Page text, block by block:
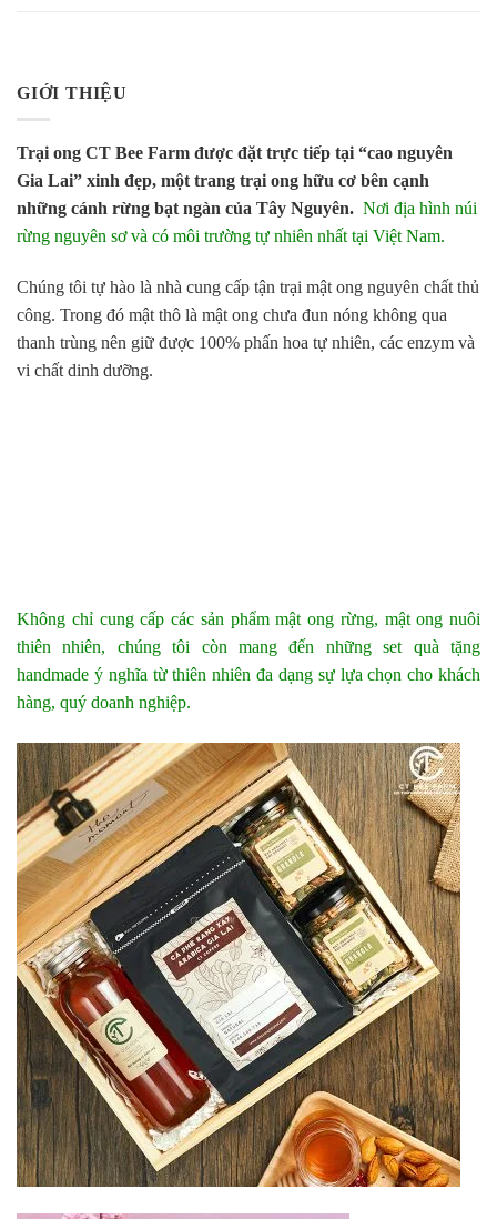
GIỚI THIỆU
Trại ong CT Bee Farm được đặt trực tiếp tại “cao nguyên
Gia Lai” xinh đẹp, một trang trại ong hữu cơ bên cạnh
những cánh rừng bạt ngàn của Tây Nguyên. Nơi địa hình núi
rừng nguyên sơ và có môi trường tự nhiên nhất tại Việt Nam.
Chúng tôi tự hào là nhà cung cấp tận trại mật ong nguyên chất thủ
công. Trong đó mật thô là mật ong chưa đun nóng không qua
thanh trùng nên giữ được 100% phấn hoa tự nhiên, các enzym và
vi chất dinh dưỡng.
Không chỉ cung cấp các sản phẩm mật ong rừng, mật ong nuôi
thiên nhiên, chúng tôi còn mang đến những set quà tặng
handmade ý nghĩa từ thiên nhiên đa dạng sự lựa chọn cho khách
hàng, quý doanh nghiệp.